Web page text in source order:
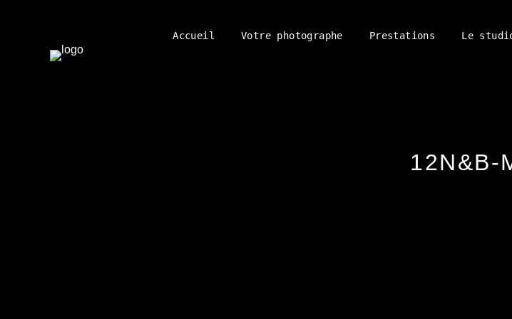
Accueil Votre photographe Prestations Le
12N&B-